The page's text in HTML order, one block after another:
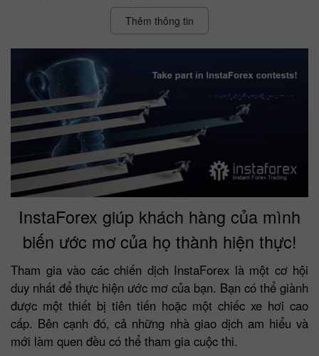
Thêm thông tin
InstaForex giúp khách hàng của mình
biến ước mơ của họ thành hiện thực!
Tham gia vào các chiến dịch InstaForex là một cơ hội
duy nhất để thực hiện ước mơ của bạn. Bạn có thể giành
được một thiết bị tiên tiến hoặc một chiếc xe hơi cao
cấp. Bên cạnh đó, cả những nhà giao dịch am hiểu và
mới làm quen đều có thể tham gia cuộc thi.